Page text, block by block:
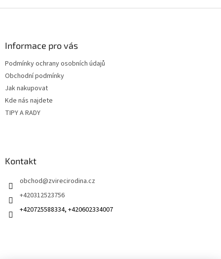
Informace pro vás
Podmínky ochrany osobních údajů
Obchodní podmínky
Jak nakupovat
Kde nás najdete
TIPY A RADY
Kontakt
obchod@zvirecirodina.cz
+420312523756
+420725588334, +420602334007